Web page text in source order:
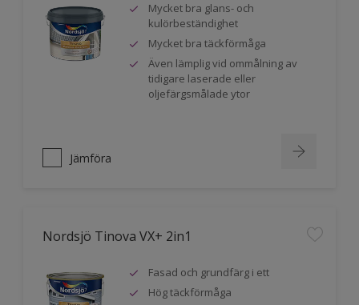
Mycket bra glans- och
kulörbeständighet
Mycket bra täckförmåga
Även lämplig vid ommålning av
tidigare laserade eller
oljefärgsmålade ytor
Jämföra
Nordsjö Tinova VX+ 2in1
Fasad och grundfärg i ett
Hög täckförmåga